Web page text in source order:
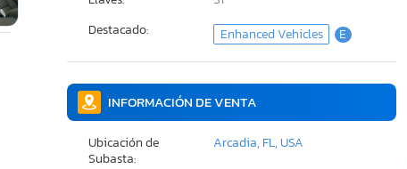
Destacado:
Enhanced Vehicles E
INFORMACIÓN DE VENTA
Ubicación de
Subasta:
Arcadia, FL, USA